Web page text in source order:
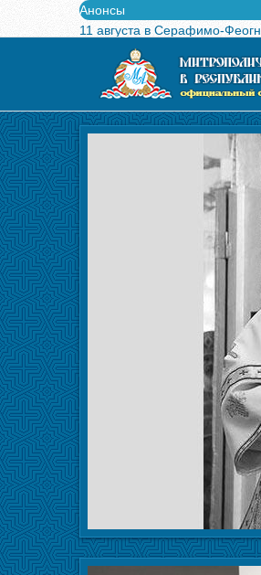
Анонсы
11 августа в Серафимо-
Выпущен в свет буклет о
Вышел в свет новый номер
Вышла в свет монография
Алма-Атинская духовная